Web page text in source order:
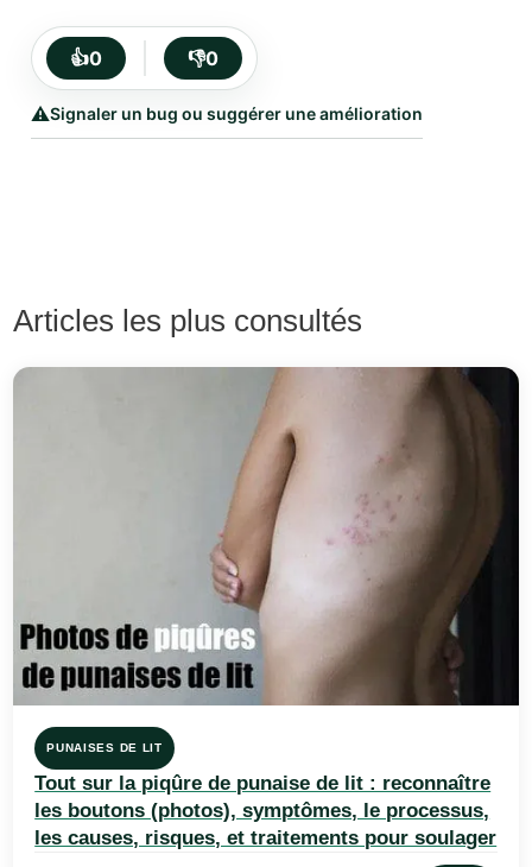
👍0 👎0
⚠️Signaler un bug ou suggérer une amélioration
Articles les plus consultés
PUNAISES DE LIT
Tout sur la piqûre de punaise de lit : reconnaître
les boutons (photos), symptômes, le processus,
les causes, risques, et traitements pour soulager